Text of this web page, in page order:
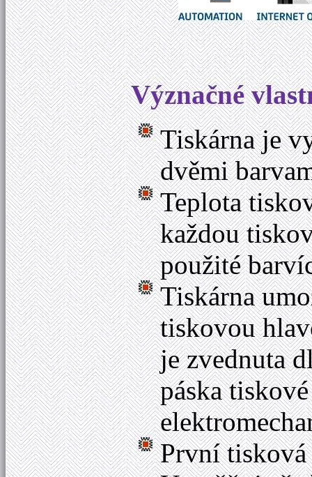
Význačné
Tiskárna je
dvěmi
Teplota
každou
použité
Tiskárna
tiskovou
je zvednuta
páska
První tisková